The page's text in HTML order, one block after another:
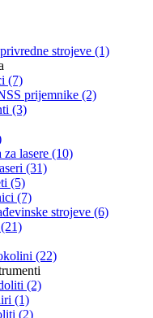
strojeve (1)
(7)
prijemnike (2)
(3)
za lasere (10)
(31)
(5)
(7)
strojeve (6)
(22)
(2)
(1)
(2)